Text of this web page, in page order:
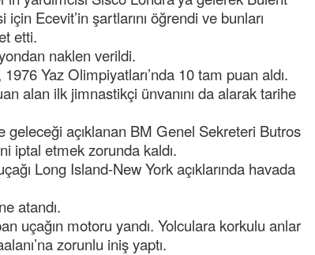
Ecevit’in şartlarını öğrendi ve bunları
etti.
naklen verildi.
Yaz Olimpiyatları’nda 10 tam puan aldı.
alan ilk jimnastikçi ünvanını da alarak tarihe
geleceği açıklanan BM Genel Sekreteri Butros
iptal etmek zorunda kaldı.
Long Island-New York açıklarında havada
atandı.
uçağın motoru yandı. Yolculara korkulu anlar
zorunlu iniş yaptı.
Konuk Yazar
mücadelesi
Uğuralp CİVELEK
“Bu bir suç duyurusudur”
Özkan Doğan
YEREL RADYO VE REKLAM